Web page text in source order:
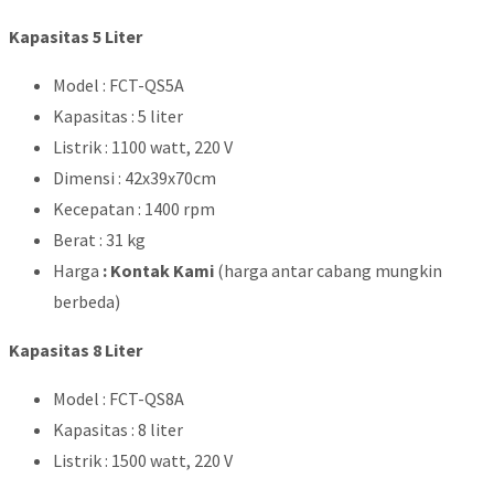
Kapasitas 5 Liter
Model : FCT-QS5A
Kapasitas : 5 liter
Listrik : 1100 watt, 220 V
Dimensi : 42x39x70cm
Kecepatan : 1400 rpm
Berat : 31 kg
Harga : Kontak Kami (harga antar cabang mungkin
berbeda)
Kapasitas 8 Liter
Model : FCT-QS8A
Kapasitas : 8 liter
Listrik : 1500 watt, 220 V